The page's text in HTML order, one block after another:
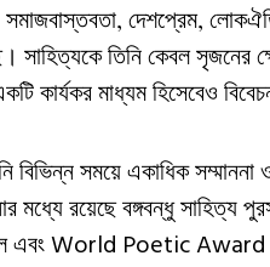
সমাজবাস্তবতা, দেশপ্রেম,
। সাহিত্যকে তিনি কেবল সৃজনের
কার্যকর মাধ্যম হিসেবেও
বিভিন্ন সময়ে একাধিক সম্মাননা
মধ্যে রয়েছে বঙ্গবন্ধু সাহিত্য
এবং World Poetic Award